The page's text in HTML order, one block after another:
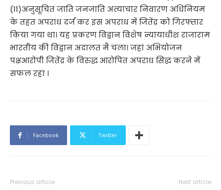
(11)अनुसूचित जाति जनजाति अत्याचार निवारण अधिनियम
के तहत अपराध दर्ज कर इस अपराध में जितेंद्र को गिरफ्तार
किया गया था। यह प्रकरण विद्वान विशेष न्यायाधीश राजाराम
भारतीय की विद्वान अदालत मै चला। जहां अभियोजन
पक्षआरोपी जितेंद्र के विरुद्ध आरोपित अपराध सिद्ध करने में
सफल रहा ।
Facebook Twitter
Previous article Next article